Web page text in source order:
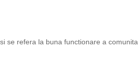
se refera la buna functionare a